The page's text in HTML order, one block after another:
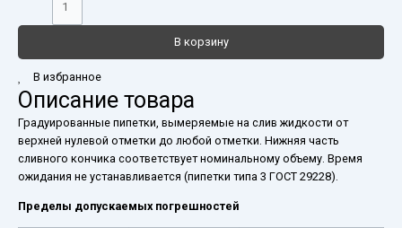
В корзину
В избранное
Описание товара
Градуированные пипетки, вымеряемые на слив жидкости от
верхней нулевой отметки до любой отметки. Нижняя часть
сливного кончика соответствует номинальному объему. Время
ожидания не устанавливается (пипетки типа 3 ГОСТ 29228).
Пределы допускаемых погрешностей